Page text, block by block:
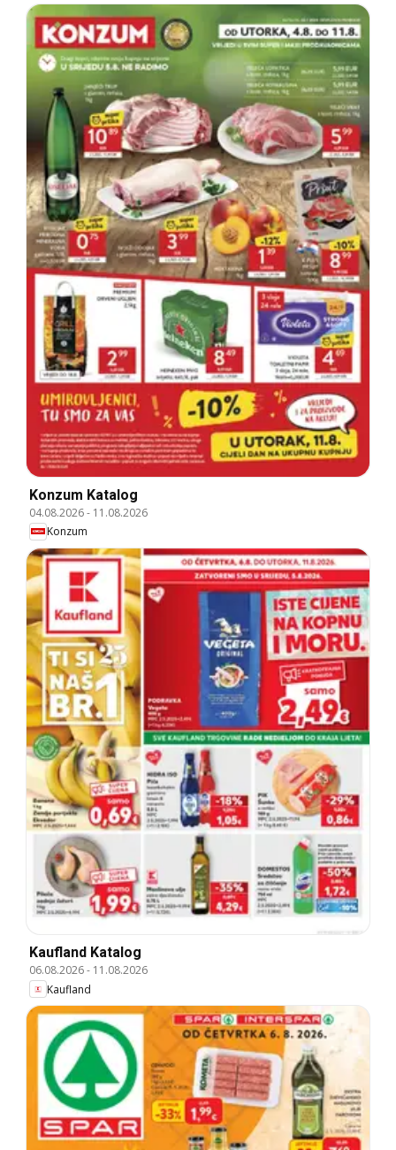
Konzum Katalog
04.08.2026- 11.08.2026
Konzum
Kaufland Katalog
06.08.2026- 11.08.2026
Kaufland